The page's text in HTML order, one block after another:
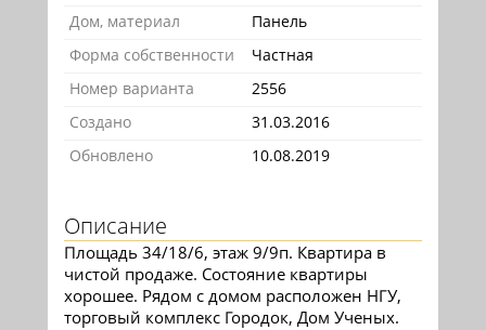
Дом, материал
Панель
Форма собственности
Частная
Номер варианта
2556
Создано
31.03.2016
Обновлено
10.08.2019
Описание
Площадь 34/18/6, этаж 9/9п. Квартира в
чистой продаже. Состояние квартиры
хорошее. Рядом с домом расположен НГУ,
торговый комплекс Городок, Дом Ученых.